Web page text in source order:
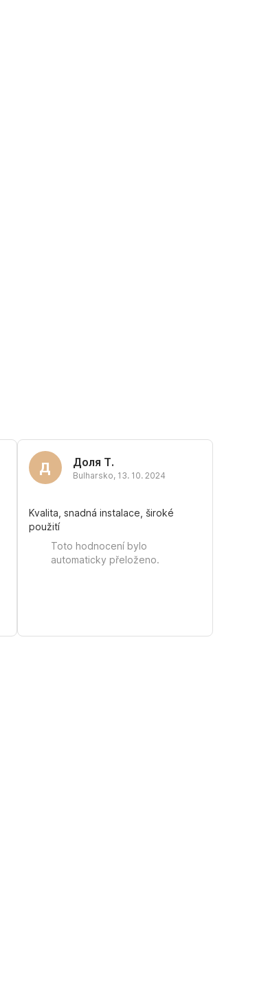
Д Доля Т.
Bulharsko, 13. 10. 2024
Kvalita, snadná instalace, široké
použití
Toto hodnocení bylo
automaticky přeloženo.